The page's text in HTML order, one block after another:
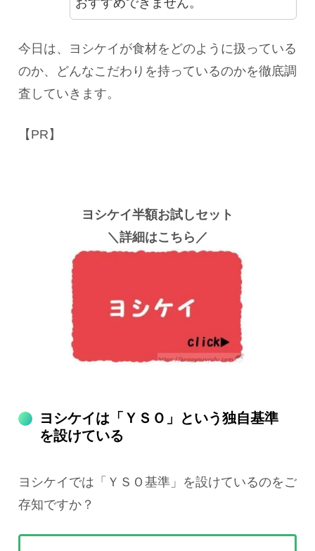
おすすめできません。
今日は、ヨシケイが食材をどのように扱っている
のか、どんなこだわりを持っているのかを徹底調
査していきます。
【PR】
ヨシケイ半額お試しセット
＼詳細はこちら／
ヨシケイは「ＹＳＯ」という独自基準
を設けている
ヨシケイでは「ＹＳＯ基準」を設けているのをご
存知ですか？